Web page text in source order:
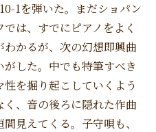
1を弾いた。まだショパン
は、すでにピアノをよく
かるが、次の幻想即興曲
した。中でも特筆すべき
を掘り起こしていくよう
、音の後ろに隠れた作曲
見えてくる。子守唄も、